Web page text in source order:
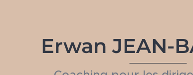
Erwan JEAN-